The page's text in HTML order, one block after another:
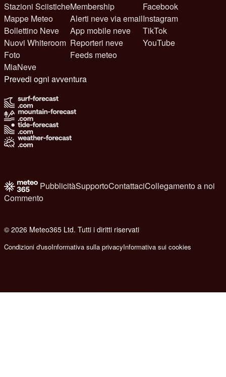
Stazioni Sciistiche
Mappe Meteo
Bollettino Neve
Nuovi Whiteroom
Foto
MiaNeve
Membership
Alerti neve via email
App mobile neve
Reporteri neve
Feeds meteo
Facebook
Instagram
TikTok
YouTube
Prevedi ogni avventura
PubblicitàSupportoContattaciCollegamento a noi
Commento
© 2026 Meteo365 Ltd. Tutti i diritti riservati
Condizioni d'usoInformativa sulla privacyInformativa sui cookies